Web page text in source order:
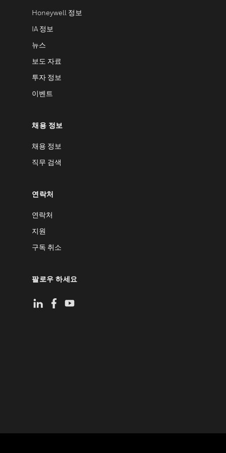
Honeywell 정보
IA 정보
뉴스
보도 자료
투자 정보
이벤트
채용 정보
채용 정보
직무 검색
연락처
연락처
지원
구독 취소
팔로우 하세요